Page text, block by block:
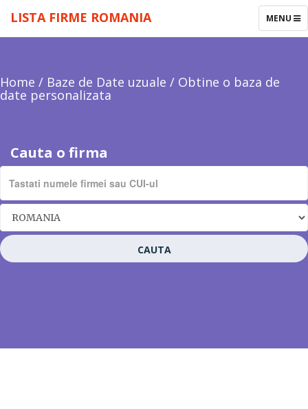
TOGGLE
MENU
LISTA FIRME ROMANIA
Home / Baze de Date uzuale / Obtine o baza de
date personalizata
Cauta o firma
CAUTA